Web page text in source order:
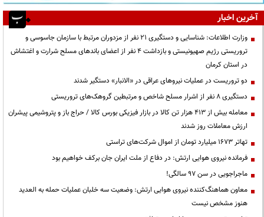
آخرین اخبار
وزارت اطلاعات: شناسایی و دستگیری ۲۱ نفر از مزدوران مرتبط با سازمان جاسوسی و
تروریستی رژیم صهیونیستی و بازداشت ۴ نفر از اعضای باندهای مسلح شرارت و اغتشاش
در استان کرمان
دو تروریست در عملیات نیروهای عراقی در «الانبار» دستگیر شدند
دستگیری ۸ نفر از اشرار مسلح شاخص و مرتبطین گروهک‌های تروریستی
معامله بیش از ۴۱۳ هزار تن کالا در بازار فیزیکی بورس کالا / حراج باز و پتروشیمی پیشران
ارزش معاملات روز شدند
تهاتر ۱۶۷۳ میلیارد تومان از اموال شرکت‌های تراستی
فرمانده نیروی هوایی ارتش: در دفاع از ملت ایران جان برکف خواهیم بود
ماجراجویی در سن ۹۷ سالگی!
معاون هماهنگ‌کننده نیروی هوایی ارتش: وضعیت سه خلبان عملیات حمله به العدید
هنوز مشخص نیست